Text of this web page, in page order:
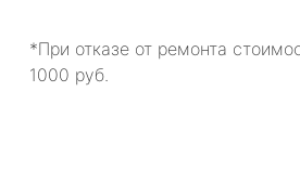
*При отказе от ремонта
1000 руб.